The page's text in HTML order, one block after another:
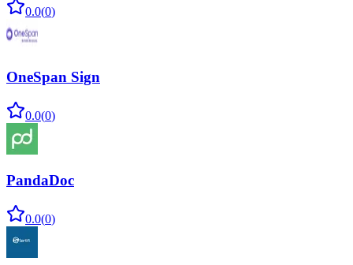
0.0(0)
OneSpan Sign
0.0(0)
PandaDoc
0.0(0)